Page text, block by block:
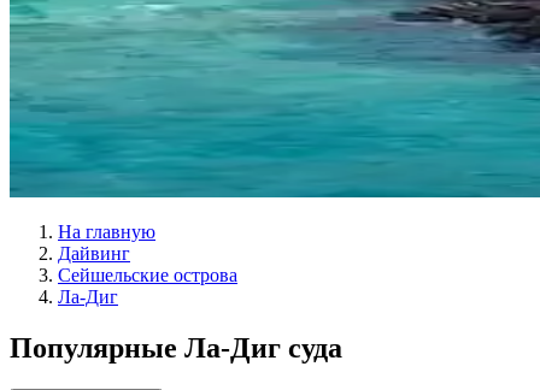
На главную
Дайвинг
Сейшельские острова
Ла-Диг
Популярные Ла-Диг суда